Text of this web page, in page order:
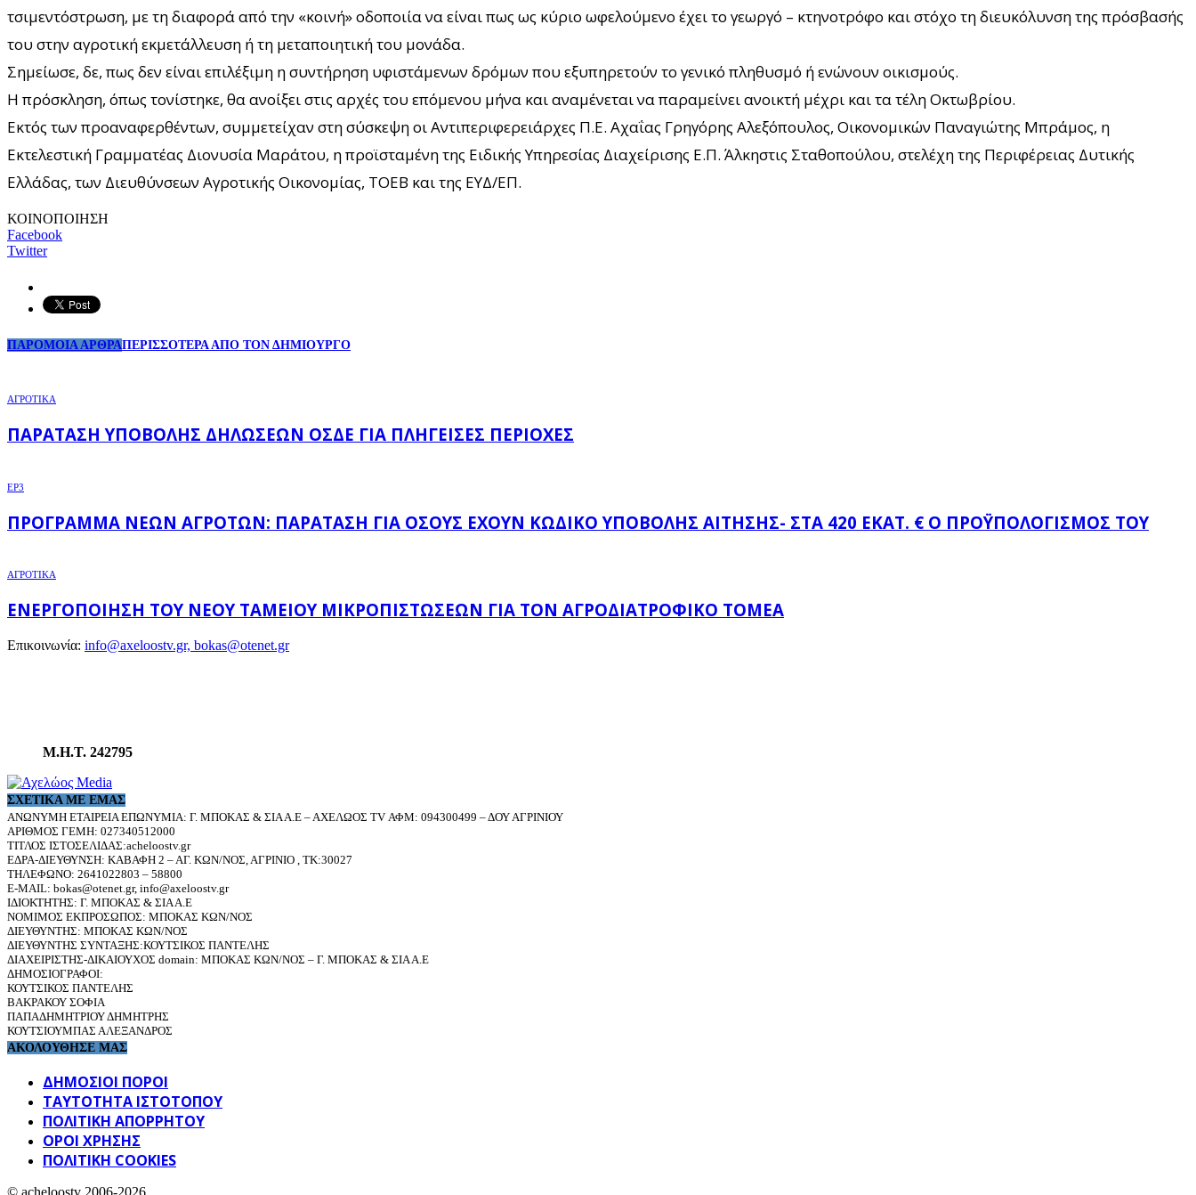
τσιμεντόστρωση, με τη διαφορά από την «κοινή» οδοποιία να είναι πως ως κύριο ωφελούμενο έχει το γεωργό – κτηνοτρόφο και στόχο τη διευκόλυνση της πρόσβασής
του στην αγροτική εκμετάλλευση ή τη μεταποιητική του μονάδα.
Σημείωσε, δε, πως δεν είναι επιλέξιμη η συντήρηση υφιστάμενων δρόμων που εξυπηρετούν το γενικό πληθυσμό ή ενώνουν οικισμούς.
Η πρόσκληση, όπως τονίστηκε, θα ανοίξει στις αρχές του επόμενου μήνα και αναμένεται να παραμείνει ανοικτή μέχρι και τα τέλη Οκτωβρίου.
Εκτός των προαναφερθέντων, συμμετείχαν στη σύσκεψη οι Αντιπεριφερειάρχες Π.Ε. Αχαΐας Γρηγόρης Αλεξόπουλος, Οικονομικών Παναγιώτης Μπράμος, η
Εκτελεστική Γραμματέας Διονυσία Μαράτου, η προϊσταμένη της Ειδικής Υπηρεσίας Διαχείρισης Ε.Π. Άλκηστις Σταθοπούλου, στελέχη της Περιφέρειας Δυτικής
Ελλάδας, των Διευθύνσεων Αγροτικής Οικονομίας, ΤΟΕΒ και της ΕΥΔ/ΕΠ.
ΚΟΙΝΟΠΟΙΗΣΗ
Facebook
Twitter
ΠΑΡΟΜΟΙΑ ΑΡΘΡΑΠΕΡΙΣΣΟΤΕΡΑ ΑΠΟ ΤΟΝ ΔΗΜΙΟΥΡΓΟ
ΑΓΡΟΤΙΚΑ
ΠΑΡΆΤΑΣΗ ΥΠΟΒΟΛΉΣ ΔΗΛΏΣΕΩΝ ΟΣΔΕ ΓΙΑ ΠΛΗΓΕΊΣΕΣ ΠΕΡΙΟΧΈΣ
EP3
ΠΡΌΓΡΑΜΜΑ ΝΈΩΝ ΑΓΡΟΤΏΝ: ΠΑΡΆΤΑΣΗ ΓΙΑ ΌΣΟΥΣ ΈΧΟΥΝ ΚΩΔΙΚΌ ΥΠΟΒΟΛΉΣ ΑΊΤΗΣΗΣ- ΣΤΑ 420 ΕΚΑΤ. € Ο ΠΡΟΫΠΟΛΟΓΙΣΜΌΣ ΤΟΥ
ΑΓΡΟΤΙΚΑ
ΕΝΕΡΓΟΠΟΊΗΣΗ ΤΟΥ ΝΈΟΥ ΤΑΜΕΊΟΥ ΜΙΚΡΟΠΙΣΤΏΣΕΩΝ ΓΙΑ ΤΟΝ ΑΓΡΟΔΙΑΤΡΟΦΙΚΌ ΤΟΜΈΑ
Επικοινωνία: info@axeloostv.gr, bokas@otenet.gr
Μ.Η.Τ. 242795
ΣΧΕΤΙΚΆ ΜΕ ΕΜΆΣ
ΑΝΩΝΥΜΗ ΕΤΑΙΡΕΙΑ ΕΠΩΝΥΜΙΑ: Γ. ΜΠΟΚΑΣ & ΣΙΑ Α.Ε – ΑΧΕΛΩΟΣ TV ΑΦΜ: 094300499 – ΔΟΥ ΑΓΡΙΝΙΟΥ
ΑΡΙΘΜΟΣ ΓΕΜΗ: 027340512000
ΤΙΤΛΟΣ ΙΣΤΟΣΕΛΙΔΑΣ:acheloostv.gr
ΕΔΡΑ-ΔΙΕΥΘΥΝΣΗ: ΚΑΒΑΦΗ 2 – ΑΓ. ΚΩΝ/ΝΟΣ, ΑΓΡΙΝΙΟ , ΤΚ:30027
ΤΗΛΕΦΩΝΟ: 2641022803 – 58800
E-MAIL: bokas@otenet.gr, info@axeloostv.gr
ΙΔΙΟΚΤΗΤΗΣ: Γ. ΜΠΟΚΑΣ & ΣΙΑ Α.Ε
ΝΟΜΙΜΟΣ ΕΚΠΡΟΣΩΠΟΣ: ΜΠΟΚΑΣ ΚΩΝ/ΝΟΣ
ΔΙΕΥΘΥΝΤΗΣ: ΜΠΟΚΑΣ ΚΩΝ/ΝΟΣ
ΔΙΕΥΘΥΝΤΗΣ ΣΥΝΤΑΞΗΣ:ΚΟΥΤΣΙΚΟΣ ΠΑΝΤΕΛΗΣ
ΔΙΑΧΕΙΡΙΣΤΗΣ-ΔΙΚΑΙΟΥΧΟΣ domain: ΜΠΟΚΑΣ ΚΩΝ/ΝΟΣ – Γ. ΜΠΟΚΑΣ & ΣΙΑ Α.Ε
ΔΗΜΟΣΙΟΓΡΑΦΟΙ:
ΚΟΥΤΣΙΚΟΣ ΠΑΝΤΕΛΗΣ
ΒΑΚΡΑΚΟΥ ΣΟΦΙΑ
ΠΑΠΑΔΗΜΗΤΡΙΟΥ ΔΗΜΗΤΡΗΣ
ΚΟΥΤΣΙΟΥΜΠΑΣ ΑΛΕΞΑΝΔΡΟΣ
ΑΚΟΛΟΥΘΗΣΕ ΜΑΣ
ΔΗΜΟΣΙΟΙ ΠΟΡΟΙ
ΤΑΥΤΌΤΗΤΑ ΙΣΤΌΤΟΠΟΥ
ΠΟΛΙΤΙΚΉ ΑΠΟΡΡΉΤΟΥ
ΌΡΟΙ ΧΡΉΣΗΣ
ΠΟΛΙΤΙΚΗ COOKIES
© acheloostv 2006-2026